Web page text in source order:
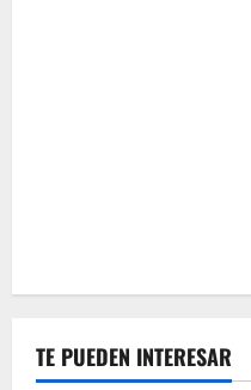
TE PUEDEN INTERESAR